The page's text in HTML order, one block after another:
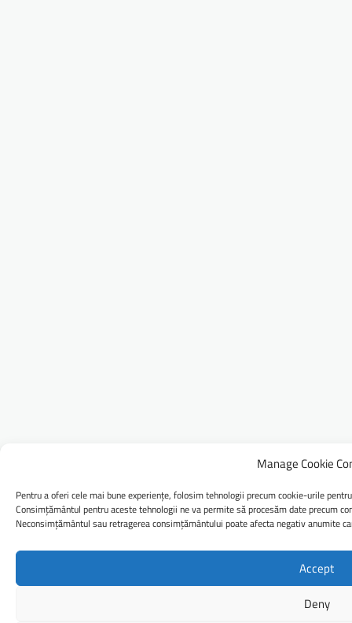
Manage Cookie
Pentru a oferi cele mai bune experiențe, folosim tehnologii precum cookie-urile
Consimțământul pentru aceste tehnologii ne va permite să procesăm date precum
Neconsimțământul sau retragerea consimțământului poate afecta negativ anumite
Accept
Deny